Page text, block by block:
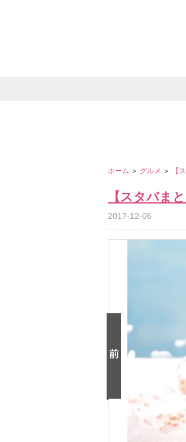
ホーム ＞ グルメ ＞ 【
【スタバま
2017-12-06